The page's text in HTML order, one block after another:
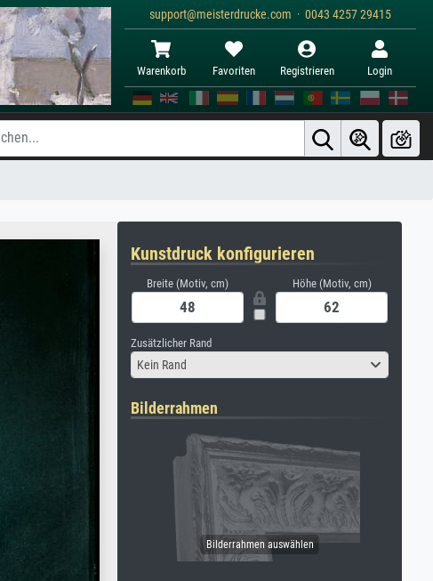
support@meisterdrucke.com · 0043 4257 29415
Warenkorb Favoriten Registrieren Login
Kunstdruck konfigurieren
Breite (Motiv, cm) Höhe (Motiv, cm)
Zusätzlicher Rand
Kein Rand
Bilderrahmen